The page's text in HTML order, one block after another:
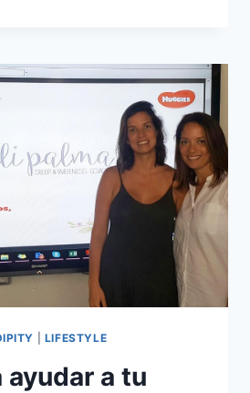
LIFESTYLE
a tu